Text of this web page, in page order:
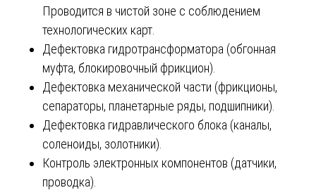
Проводится в чистой зоне с соблюдением
технологических карт.
Дефектовка гидротрансформатора (обгонная
муфта, блокировочный фрикцион).
Дефектовка механической части (фрикционы,
сепараторы, планетарные ряды, подшипники).
Дефектовка гидравлического блока (каналы,
соленоиды, золотники).
Контроль электронных компонентов (датчики,
проводка).